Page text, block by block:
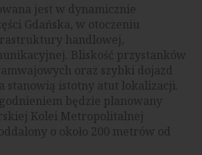
jest w dynamicznie
Gdańska, w otoczeniu
handlowej,
Bliskość przystanków
oraz szybki dojazd
stanowią istotny atut lokalizacji.
będzie planowany
Kolei Metropolitalnej
o około 200 metrów od